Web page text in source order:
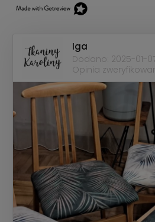
Iga
Dodano: 2025-01-
Opinia